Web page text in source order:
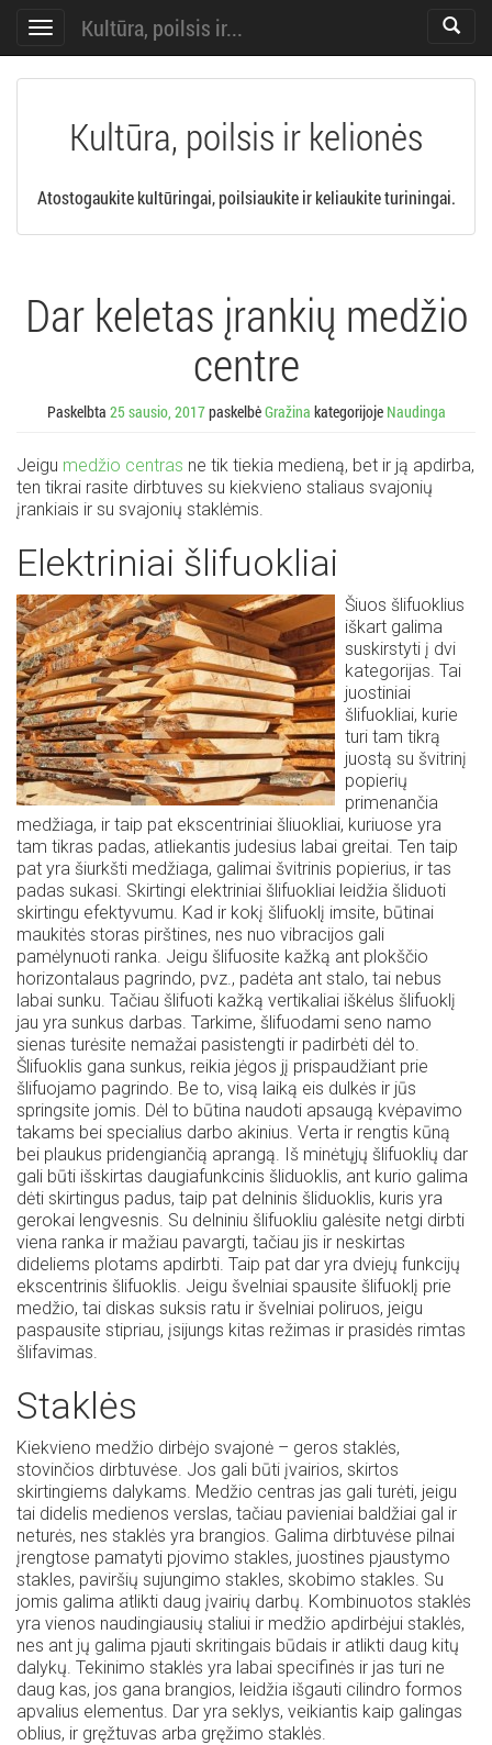
Toggle
navigation
Toggle
Kultūra, poilsis ir...
Kultūra, poilsis ir kelionės
Atostogaukite kultūringai, poilsiaukite ir keliaukite turiningai.
Dar keletas įrankių medžio
centre
Paskelbta 25 sausio, 2017paskelbėGražina kategorijoje Naudinga
Jeigu medžio centras ne tik tiekia medieną, bet ir ją apdirba,
ten tikrai rasite dirbtuves su kiekvieno staliaus svajonių
įrankiais ir su svajonių staklėmis.
Elektriniai šlifuokliai
Šiuos šlifuoklius
iškart galima
suskirstyti į dvi
kategorijas. Tai
juostiniai
šlifuokliai, kurie
turi tam tikrą
juostą su švitrinį
popierių
primenančia
medžiaga, ir taip pat ekscentriniai šliuokliai, kuriuose yra
tam tikras padas, atliekantis judesius labai greitai. Ten taip
pat yra šiurkšti medžiaga, galimai švitrinis popierius, ir tas
padas sukasi. Skirtingi elektriniai šlifuokliai leidžia šliduoti
skirtingu efektyvumu. Kad ir kokį šlifuoklį imsite, būtinai
maukitės storas pirštines, nes nuo vibracijos gali
pamėlynuoti ranka. Jeigu šlifuosite kažką ant plokščio
horizontalaus pagrindo, pvz., padėta ant stalo, tai nebus
labai sunku. Tačiau šlifuoti kažką vertikaliai iškėlus šlifuoklį
jau yra sunkus darbas. Tarkime, šlifuodami seno namo
sienas turėsite nemažai pasistengti ir padirbėti dėl to.
Šlifuoklis gana sunkus, reikia jėgos jį prispaudžiant prie
šlifuojamo pagrindo. Be to, visą laiką eis dulkės ir jūs
springsite jomis. Dėl to būtina naudoti apsaugą kvėpavimo
takams bei specialius darbo akinius. Verta ir rengtis kūną
bei plaukus pridengiančią aprangą. Iš minėtųjų šlifuoklių dar
gali būti išskirtas daugiafunkcinis šliduoklis, ant kurio galima
dėti skirtingus padus, taip pat delninis šliduoklis, kuris yra
gerokai lengvesnis. Su delniniu šlifuokliu galėsite netgi dirbti
viena ranka ir mažiau pavargti, tačiau jis ir neskirtas
dideliems plotams apdirbti. Taip pat dar yra dviejų funkcijų
ekscentrinis šlifuoklis. Jeigu švelniai spausite šlifuoklį prie
medžio, tai diskas suksis ratu ir švelniai poliruos, jeigu
paspausite stipriau, įsijungs kitas režimas ir prasidės rimtas
šlifavimas.
Staklės
Kiekvieno medžio dirbėjo svajonė – geros staklės,
stovinčios dirbtuvėse. Jos gali būti įvairios, skirtos
skirtingiems dalykams. Medžio centras jas gali turėti, jeigu
tai didelis medienos verslas, tačiau pavieniai baldžiai gal ir
neturės, nes staklės yra brangios. Galima dirbtuvėse pilnai
įrengtose pamatyti pjovimo stakles, juostines pjaustymo
stakles, paviršių sujungimo stakles, skobimo stakles. Su
jomis galima atlikti daug įvairių darbų. Kombinuotos staklės
yra vienos naudingiausių staliui ir medžio apdirbėjui staklės,
nes ant jų galima pjauti skritingais būdais ir atlikti daug kitų
dalykų. Tekinimo staklės yra labai specifinės ir jas turi ne
daug kas, jos gana brangios, leidžia išgauti cilindro formos
apvalius elementus. Dar yra seklys, veikiantis kaip galingas
oblius, ir gręžtuvas arba gręžimo staklės.